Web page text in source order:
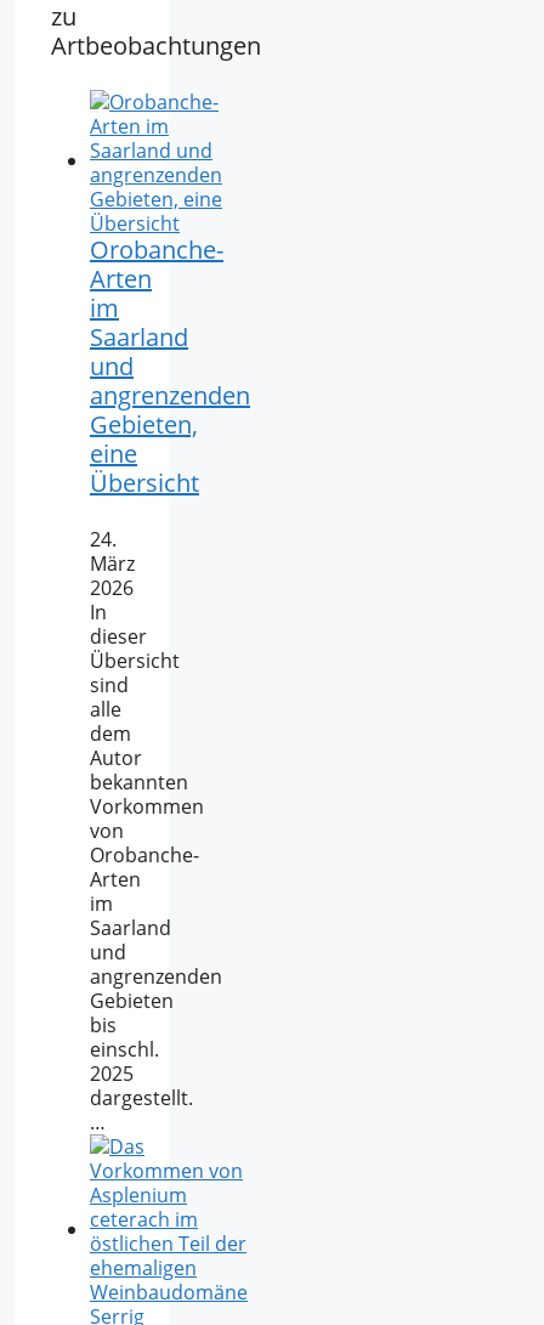
zu
Artbeobachtungen
Orobanche-
Arten
im
Saarland
und
angrenzenden
Gebieten,
eine
Übersicht
24.
März
2026
In
dieser
Übersicht
sind
alle
dem
Autor
bekannten
Vorkommen
von
Orobanche-
Arten
im
Saarland
und
angrenzenden
Gebieten
bis
einschl.
2025
dargestellt.
…